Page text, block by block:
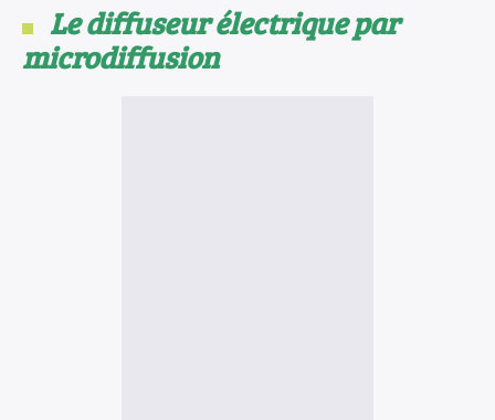
Le diffuseur électrique par
microdiffusion